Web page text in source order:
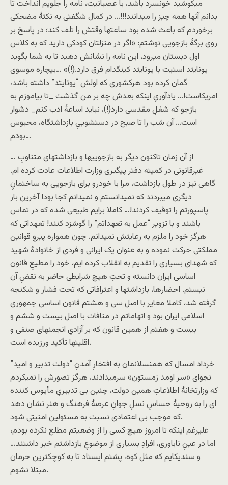
میکوشید خونسرد باشد، با عصبانیت، نامه را جلویم انداخت تا
بدانم آنها همه چیز را میدانند!!!… در کمال شگفتی به نکتۀ مضحکی
برخوردم که باعث شده بود ساعتها وقتش را تلف کند؛ در پاسخ بر
روی برگۀ بازجویی نوشتم: «اگر در منزلتان کودکی دارید که به کلاس
اول دبستان میرود، این نامه را نشانش دهید تا به شما بگوید
یونایتد استیت با یونایتد کینگدام فرق دارد.(!)» …بیچاره موسوی
گمان کرده بود هرکشوری که اولش “یونایتد” داشته باشد،
امریکاست!… یادآوریِ اینکه بعدش چه بر من گذشت _تا بیاموزم به
بازجو که شغلِ مقدسی دارد(!)، نباید اساعۀ ادب کنم_ دشوار
است… آن شب را تا صبح در دستشوییِ بازداشتگاه، محبوس
بودم…
… از آن زمان تاکنون دیگر به بازجوییها و بازداشتهای متناوبِ
غیرقانونی در کمیته دفتر پیگیری وزارت اطلاعات عادت کرده ام.
گاهی نیز در طول بازداشت، مرا با خودرو برای بازجویی به ساختمانِ
دیگری میبردند که نمیدانستم و نمیدانم کجا بود! آخرین بار
پاسپورتم را توقیف کردند!… کاملا برایم طبیعی شده که در تماس
باشند و با تزویر “عمل به تعهداتم” را گوشزد کنند! تعهداتی که
هرگز خود را ملزم به رعایتش نمیدانم. چون همواره پیروِ قوانین
مملکتی حرکت نموده و به عنوان یک ایرانی و فردی از خانوادۀ شهید
که شهدای بسیاری را تقدیم به انقلاب کرده ایم، خود را مطیعِ قانون
اساسی ایران دانسته و تحتِ هیچ شرایطی حاضر به نقضِ آن
نیستم. احضارها، بازداشتها و اعترافاتی که تحت فشار و شکنجه
گرفته شد، کاملا مغایر با اصل سی و هشتم قانون اساسی جمهوری
اسلامی ایران بود و اتهاماتم در منافات با اصل بیست و ششم و
بیست و هفتم از همین قانون که بر آزادیِ انجمنهای صنفی و
اقلیتها تأکید ورزیده است.
خرداد امسال که همنسلانمان به افتخارِ آمدنِ “دولت تدبیر و امید”
نجوای «سر اومد زمستون» سرمیدادند، هرگز تصورش را نمیکردم
که وزارتخانۀ اطلاعاتِ همین دولت، چنین بی تدبیریِ مأیوس کننده
ای را به روحیۀ حساسِ نسلِ جوانِ عرصۀ فرهنگ و هنر نشان دهد
که موجب بی اعتمادی نسبت به مسئولین امنیتی شود.
علیرغم اینکه تا امروز هیچ کسی را از وضعیتم مطلع نکرده بودم،
اما در عینِ ناباوری، افرادِ بسیاری از موضوعِ بازداشتم خبر داشتند…
و سندیکایم که مثل کوه، پشتم ایستاد تا به کوچکترین حرمان
مبتلا نشوم.